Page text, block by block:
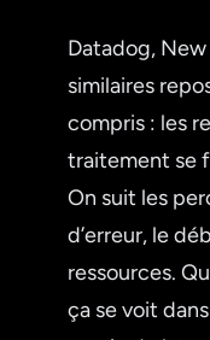
Datadog,
similaires
compris : les
traitement se
On suit les
d’erreur, le
ressources.
ça se voit